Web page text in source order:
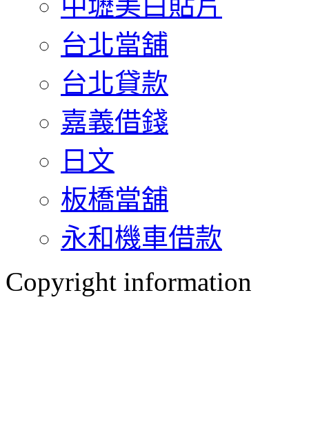
台北當舖
台北貸款
嘉義借錢
日文
板橋當舖
永和機車借款
Copyright information